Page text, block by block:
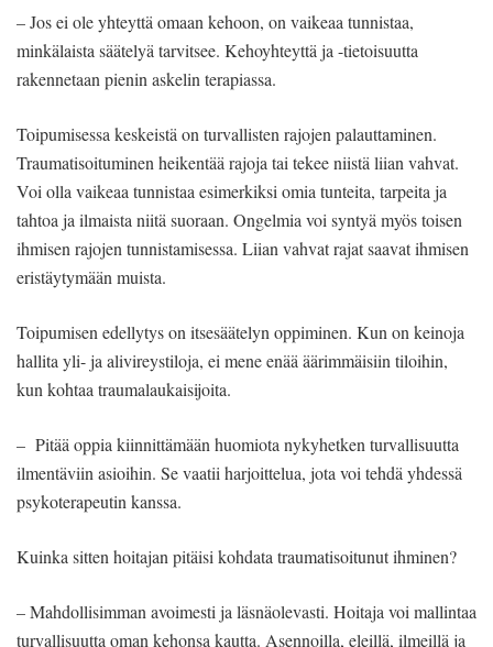
– Jos ei ole yhteyttä omaan kehoon, on vaikeaa tunnistaa,
minkälaista säätelyä tarvitsee. Kehoyhteyttä ja -tietoisuutta
rakennetaan pienin askelin terapiassa.
Toipumisessa keskeistä on turvallisten rajojen palauttaminen.
Traumatisoituminen heikentää rajoja tai tekee niistä liian vahvat.
Voi olla vaikeaa tunnistaa esimerkiksi omia tunteita, tarpeita ja
tahtoa ja ilmaista niitä suoraan. Ongelmia voi syntyä myös toisen
ihmisen rajojen tunnistamisessa. Liian vahvat rajat saavat ihmisen
eristäytymään muista.
Toipumisen edellytys on itsesäätelyn oppiminen. Kun on keinoja
hallita yli- ja alivireystiloja, ei mene enää äärimmäisiin tiloihin,
kun kohtaa traumalaukaisijoita.
– Pitää oppia kiinnittämään huomiota nykyhetken turvallisuutta
ilmentäviin asioihin. Se vaatii harjoittelua, jota voi tehdä yhdessä
psykoterapeutin kanssa.
Kuinka sitten hoitajan pitäisi kohdata traumatisoitunut ihminen?
– Mahdollisimman avoimesti ja läsnäolevasti. Hoitaja voi mallintaa
turvallisuutta oman kehonsa kautta. Asennoilla, eleillä, ilmeillä ja